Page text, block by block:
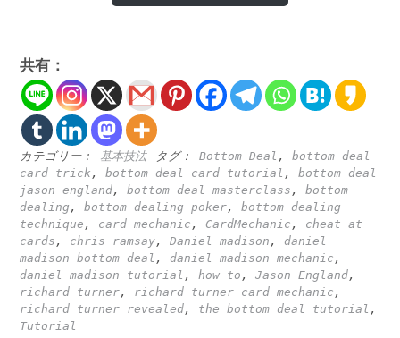
共有：
カテゴリー： 基本技法 タグ： Bottom Deal , bottom deal
card trick , bottom deal card tutorial , bottom deal
jason england, bottom deal masterclass , bottom
dealing , bottom dealing poker, bottom dealing
technique , card mechanic , CardMechanic , cheat at
cards , chris ramsay, Daniel madison , daniel
madison bottom deal , daniel madison mechanic ,
daniel madison tutorial , how to , Jason England,
richard turner, richard turner card mechanic ,
richard turner revealed, the bottom deal tutorial ,
Tutorial